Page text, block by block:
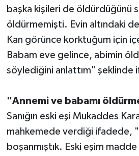
başka kişileri de öldürdüğünü
öldürmemişti. Evin altındaki
Kan görünce korktuğum için
Babam eve gelince, abimin
söylediğini anlattım" şeklinde
"Annemi ve babamı
Sanığın eski eşi Mukaddes
mahkemede verdiği ifadede,
boşanmıştık. Eski eşim madde